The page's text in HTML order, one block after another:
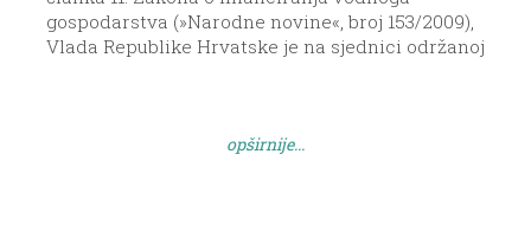
gospodarstva (»Narodne novine«, broj 153/2009),
Vlada Republike Hrvatske je na sjednici održanoj
Članak 2. U smislu ove Uredbe izraz: 1.
opširnije...